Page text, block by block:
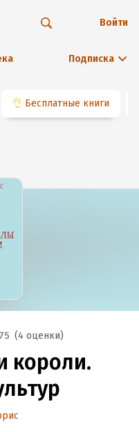
Подписка
Войти
👌 Бесплатные книги
(4 оценки)
короли.